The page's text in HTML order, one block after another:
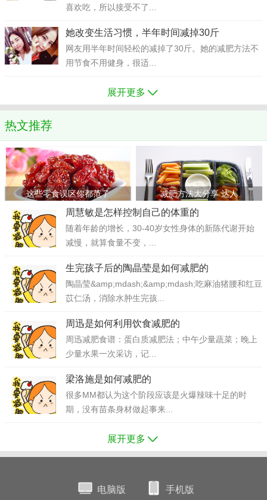
喜欢吃，所以接受不了...
她改变生活习惯，半年时间减掉30斤
网友用半年时间轻松的减掉了30斤。她的减肥方法不
用节食不用健身，很适...
展开更多
热文推荐
这些零食误区你都范了 减肥方法大分享 达人
周慧敏是怎样控制自己的体重的
随着年龄的增长，30-40岁女性身体的新陈代谢开始
减慢，就算食量不变，...
生完孩子后的陶晶莹是如何减肥的
陶晶莹&amp;mdash;&amp;mdash;吃麻油猪腰和红豆
苡仁汤，消除水肿生完孩...
周迅是如何利用饮食减肥的
周迅减肥食谱：蛋白质减肥法；中午少量蔬菜；晚上
少量水果一次采访，记...
梁洛施是如何减肥的
很多MM都认为这个阶段应该是火爆辣味十足的时
期，没有苗条身材做起事来...
展开更多
电脑版 手机版